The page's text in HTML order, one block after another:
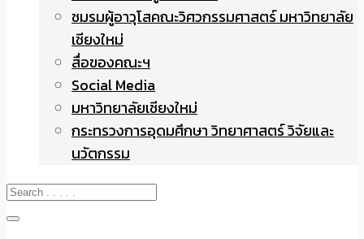
ชมรมผู้อาวุโสคณะวิศวกรรมศาสตร์ มหาวิทยาลัย
เชียงใหม่
สื่อของคณะฯ
Social Media
มหาวิทยาลัยเชียงใหม่
กระทรวงการอุดมศึกษา วิทยาศาสตร์ วิจัยและ
นวัตกรรม